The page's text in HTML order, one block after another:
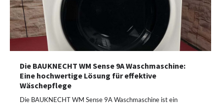
Die BAUKNECHT WM Sense 9A Waschmaschine:
Eine hochwertige Lösung für effektive
Wäschepflege
Die BAUKNECHT WM Sense 9A Waschmaschine ist ein